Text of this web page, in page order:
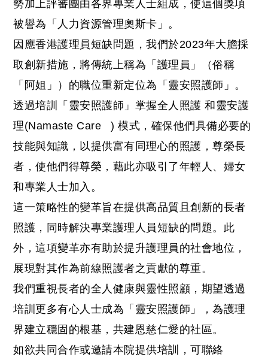
勢加上評審團由各界專業人士組成，使這個獎項
被譽為「人力資源管理奧斯卡」。
因應香港護理員短缺問題，我們於2023年大膽採
取創新措施，將傳統上稱為「護理員」（俗稱
「阿姐」）的職位重新定位為「靈安照護師」。
透過培訓「靈安照護師」掌握全人照護 和靈安護
理(Namaste Care
) 模式，確保他們具備必要的
技能與知識，以提供富有同理心的照護，尊榮長
者，使他們得尊榮，藉此亦吸引了年輕人、婦女
和專業人士加入。
這一策略性的變革旨在提供高品質且創新的長者
照護，同時解決專業護理人員短缺的問題。此
外，這項變革亦有助於提升護理員的社會地位，
展現對其作為前線照護者之貢獻的尊重。
我們重視長者的全人健康與靈性照顧，期望透過
培訓更多有心人士成為「靈安照護師」，為護理
界建立穩固的根基，共建恩慈仁愛的社區。
如欲共同合作或邀請本院提供培訓，可聯絡